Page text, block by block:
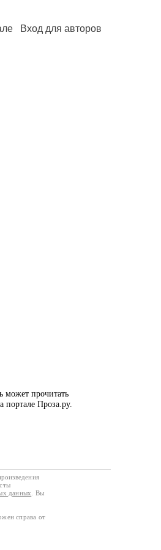
Вход для авторов
может прочитать
портале Проза.ру.
данных
. Вы
справа от